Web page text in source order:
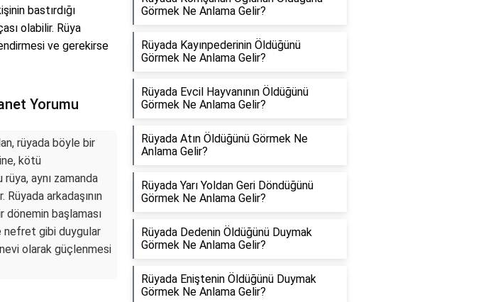
bastırdığı
olabilir. Rüya
ve gerekirse
Yorumu
rüyada böyle bir
kötü
aynı zamanda
arkadaşının
dönemin başlaması
nefret gibi duygular
olarak güçlenmesi
Görmek Ne Anlama Gelir?
Rüyada Kayınpederinin Öldüğünü
Görmek Ne Anlama Gelir?
Rüyada Evcil Hayvanının Öldüğünü
Görmek Ne Anlama Gelir?
Rüyada Atın Öldüğünü Görmek Ne
Anlama Gelir?
Rüyada Yarı Yoldan Geri Döndüğünü
Görmek Ne Anlama Gelir?
Rüyada Dedenin Öldüğünü Duymak
Görmek Ne Anlama Gelir?
Rüyada Eniştenin Öldüğünü Duymak
Görmek Ne Anlama Gelir?